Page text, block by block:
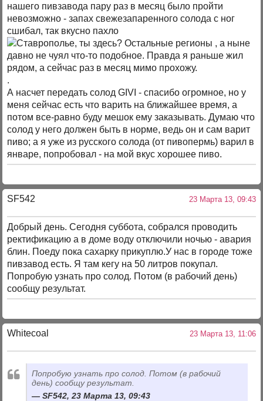
нашего пивзавода пару раз в месяц было пройти
невозможно - запах свежезапаренного солода с ног
сшибал, так вкусно пахло
, а ныне
давно не чуял что-то подобное. Правда я раньше жил
рядом, а сейчас раз в месяц мимо прохожу.
.
А насчет передать солод GIVI - спасибо огромное, но у
меня сейчас есть что варить на ближайшее время, а
потом все-равно буду мешок ему заказывать. Думаю что
солод у него должен быть в норме, ведь он и сам варит
пиво; а я уже из русского солода (от пивопермь) варил в
январе, попробовал - на мой вкус хорошее пиво.
SF542 23 Марта 13, 09:43
Добрый день. Сегодня суббота, собрался проводить
ректификацию а в доме воду отключили ночью - авария
блин. Поеду пока сахарку прикуплю.У нас в городе тоже
пивзавод есть. Я там кегу на 50 литров покупал.
Попробую узнать про солод. Потом (в рабочий день)
сообщу результат.
Whitecoal 23 Марта 13, 11:06
Попробую узнать про солод. Потом (в рабочий
день) сообщу результат.
SF542, 23 Марта 13, 09:43